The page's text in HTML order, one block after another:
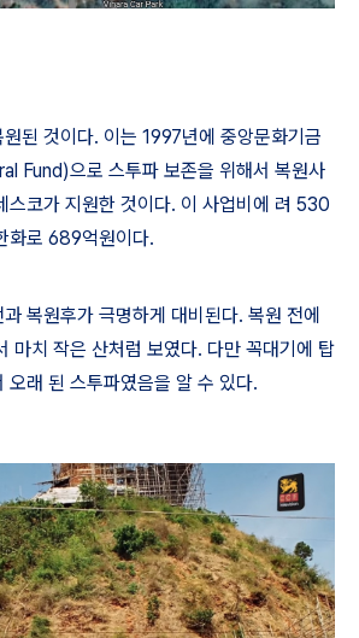
된 것이다. 이는 1997년에 중앙문화기금
Fund)으로 스투파 보존을 위해서 복원사
스코가 지원한 것이다. 이 사업비에 려 530
화로 689억원이다.
복원후가 극명하게 대비된다. 복원 전에
마치 작은 산처럼 보였다. 다만 꼭대기에 탑
오래 된 스투파였음을 알 수 있다.